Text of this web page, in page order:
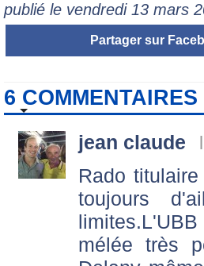
publié le vendredi 13 mars
Partager sur
6 COMMENTAIRES
jean claude
Rado
toujours
mélée très